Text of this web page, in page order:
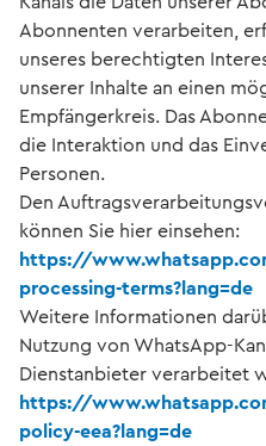
Abonnenten verarbeiten,
unseres berechtigten
unserer Inhalte an einen
Empfängerkreis. Das
die Interaktion und das
Personen.
Den
können Sie hier einsehen:
https://
processing-terms?lang=de
Weitere Informationen
Nutzung von WhatsApp-
Dienstanbieter verarbeitet
https://
policy-eea?lang=de